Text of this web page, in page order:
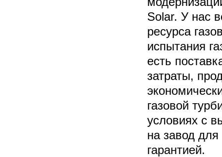
Solar. У нас
ресурса
испытания
есть
затраты,
газовой
условиях с
на завод
гарантией.